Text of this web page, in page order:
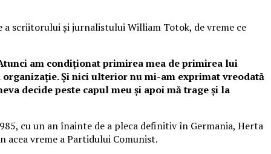
a scriitorului şi jurnalistului William Totok, de vreme ce
am condiţionat primirea mea de primirea lui
Şi nici ulterior nu mi-am exprimat vreodată
decide peste capul meu şi apoi mă trage şi la
cu un an înainte de a pleca definitiv în Germania, Herta
acea vreme a Partidului Comunist.